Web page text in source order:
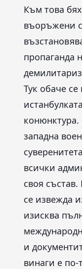
Към това
въоръжени
пропаганда
Тук обаче
конюнктура.
западна
всички
своя
се извежда
изисква
и
винаги е по-